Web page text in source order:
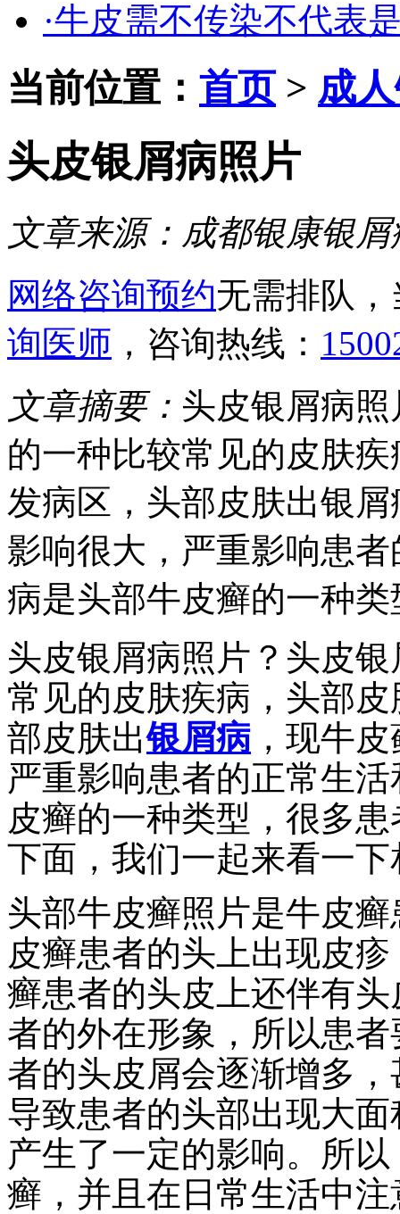
·牛皮需不传染不代表
当前位置： 首页> 成
头皮银屑病照片
文章来源： 成都银康银
网络咨询预约无需排队
询医师 ，咨询热线：
文章摘要： 头皮银屑病
的一种比较常见的皮肤
发病区，头部皮肤出银
影响很大，严重影响患
病是头部牛皮癣的一种类
头皮银屑病照片？头皮
常见的皮肤疾病，头部
部皮肤出银屑病 ，现牛
严重影响患者的正常生
皮癣的一种类型，很多
下面，我们一起来看一
头部牛皮癣照片是牛皮
皮癣患者的头上出现皮
癣患者的头皮上还伴有
者的外在形象，所以患
者的头皮屑会逐渐增多
导致患者的头部出现大
产生了一定的影响。所
癣，并且在日常生活中